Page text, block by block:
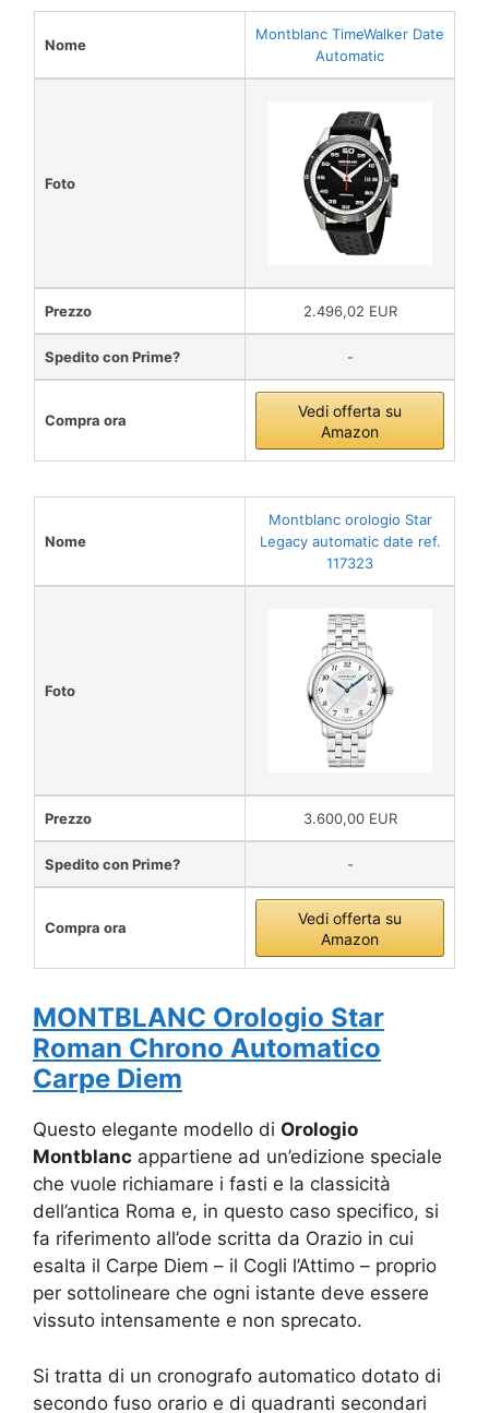
Nome
Montblanc TimeWalker Date
Automatic
Foto
Prezzo 2.496,02 EUR
Spedito con Prime? -
Compra ora
Vedi offerta su
Amazon
Nome
Montblanc orologio Star
Legacy automatic date ref.
117323
Foto
Prezzo 3.600,00 EUR
Spedito con Prime? -
Compra ora
Vedi offerta su
Amazon
MONTBLANC Orologio Star
Roman Chrono Automatico
Carpe Diem
Questo elegante modello di Orologio
Montblanc appartiene ad un’edizione speciale
che vuole richiamare i fasti e la classicità
dell’antica Roma e, in questo caso specifico, si
fa riferimento all’ode scritta da Orazio in cui
esalta il Carpe Diem – il Cogli l’Attimo – proprio
per sottolineare che ogni istante deve essere
vissuto intensamente e non sprecato.
Si tratta di un cronografo automatico dotato di
secondo fuso orario e di quadranti secondari